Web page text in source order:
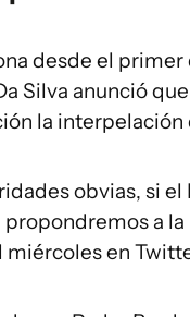
desde el primer
Silva anunció
la
obvias, si
a
miércoles en